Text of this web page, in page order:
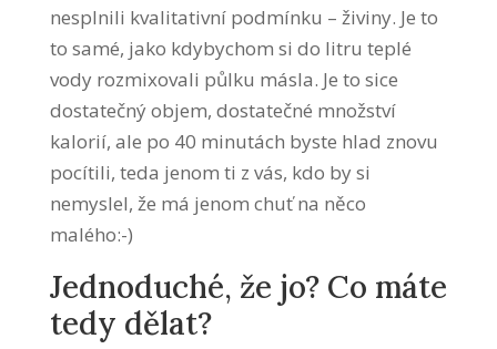
nesplnili kvalitativní podmínku – živiny. Je to
to samé, jako kdybychom si do litru teplé
vody rozmixovali půlku másla. Je to sice
dostatečný objem, dostatečné množství
kalorií, ale po 40 minutách byste hlad znovu
pocítili, teda jenom ti z vás, kdo by si
nemyslel, že má jenom chuť na něco
malého:-)
Jednoduché, že jo? Co máte
tedy dělat?